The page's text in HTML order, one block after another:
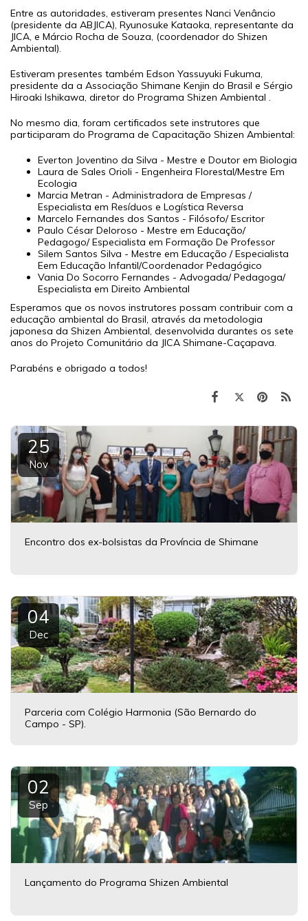
Entre as autoridades, estiveram presentes Nanci Venâncio
(presidente da ABJICA), Ryunosuke Kataoka, representante da
JICA, e Márcio Rocha de Souza, (coordenador do Shizen
Ambiental).
Estiveram presentes também Edson Yassuyuki Fukuma,
presidente da a Associação Shimane Kenjin do Brasil e Sérgio
Hiroaki Ishikawa, diretor do Programa Shizen Ambiental .
No mesmo dia, foram certificados sete instrutores que
participaram do Programa de Capacitação Shizen Ambiental:
Everton Joventino da Silva - Mestre e Doutor em Biologia
Laura de Sales Orioli - Engenheira Florestal/Mestre Em
Ecologia
Marcia Metran - Administradora de Empresas /
Especialista em Resíduos e Logística Reversa
Marcelo Fernandes dos Santos - Filósofo/ Escritor
Paulo César Deloroso - Mestre em Educação/
Pedagogo/ Especialista em Formação De Professor
Silem Santos Silva - Mestre em Educação / Especialista
Eem Educação Infantil/Coordenador Pedagógico
Vania Do Socorro Fernandes - Advogada/ Pedagoga/
Especialista em Direito Ambiental
Esperamos que os novos instrutores possam contribuir com a
educação ambiental do Brasil, através da metodologia
japonesa da Shizen Ambiental, desenvolvida durantes os sete
anos do Projeto Comunitário da JICA Shimane-Caçapava.
Parabéns e obrigado a todos!
25
Nov
Encontro dos ex-bolsistas da Província de Shimane
04
Dec
Parceria com Colégio Harmonia (São Bernardo do
Campo - SP).
02
Sep
Lançamento do Programa Shizen Ambiental